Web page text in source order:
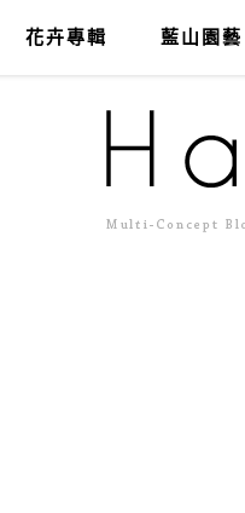
花卉專輯 藍山園藝